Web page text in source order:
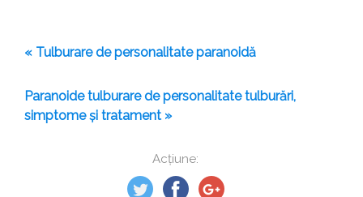
Acțiune:
« Tulburare de personalitate paranoidă
Paranoide tulburare de personalitate tulburări,
simptome și tratament »